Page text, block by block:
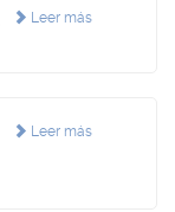
Leer más
Leer más